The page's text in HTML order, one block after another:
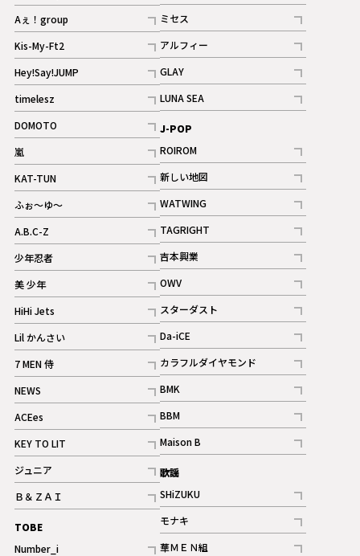
記事
Aぇ！group
記事
Kis-My-Ft2
記事
ギャラリー
Hey!Say!JUMP
記事
timelesz
記事
DOMOTO
記事
嵐
記事
KAT-TUN
記事
ふぉ～ゆ～
記事
A.B.C-Z
記事
ギャラリー
少年忍者
記事
美 少年
記事
HiHi Jets
記事
Lil かんさい
記事
7 MEN 侍
記事
NEWS
記事
ACEes
記事
KEY TO LIT
記事
ジュニア
記事
Ｂ＆ＺＡＩ
記事
TOBE
Number_i
記事
ミセス
記事
アルフィー
記事
GLAY
記事
LUNA SEA
記事
J-POP
ROIROM
記事
新しい地図
記事
WATWING
記事
TAGRIGHT
記事
吉本興業
記事
OWV
記事
ギャラリー
スターダスト
記事
Da-iCE
記事
カラフルダイヤモンド
記事
BMK
記事
BBM
記事
ギャラリー
Maison B
記事
歌謡
SHiZUKU
記事
モナキ
記事
華ＭＥＮ組